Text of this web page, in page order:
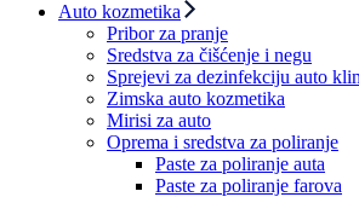
Auto kozmetika
Pribor za pranje
Sredstva za čišćenje i negu
Sprejevi za dezinfekciju auto
Zimska auto kozmetika
Mirisi za auto
Oprema i sredstva za poliranje
Paste za poliranje auta
Paste za poliranje farova